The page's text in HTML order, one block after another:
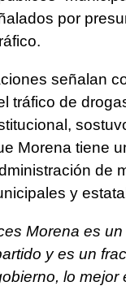
por
señalan
tráfico de
Morena tiene
de
y
Morena es un
y es un
lo mejor